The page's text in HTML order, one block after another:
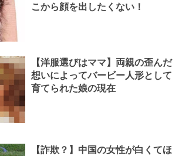
こから顔を出したくない！
【洋服選びはママ】両親の歪んだ
想いによってバービー人形として
育てられた娘の現在
【詐欺？】中国の女性が白くてほ